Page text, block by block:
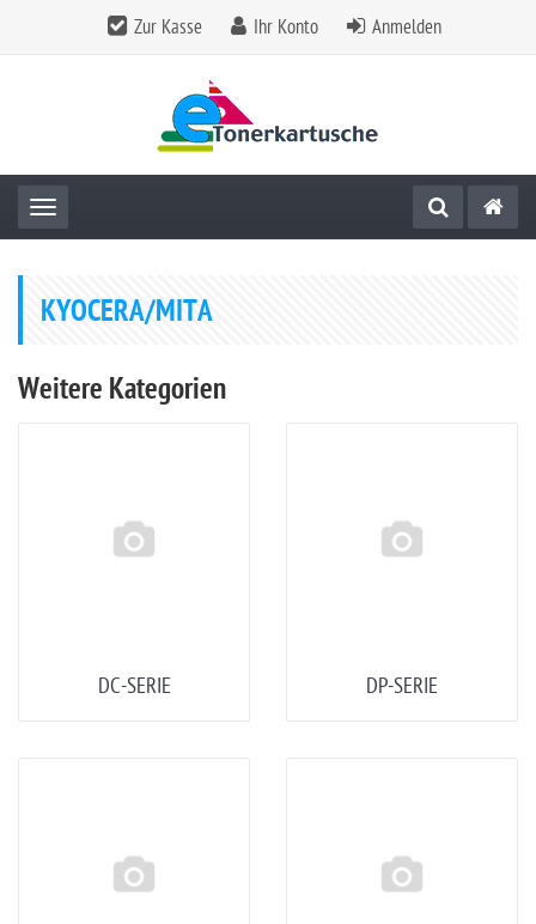
Zur Kasse Ihr Konto Anmelden
Toggle navigation
KYOCERA/MITA
Weitere Kategorien
DC-SERIE DP-SERIE